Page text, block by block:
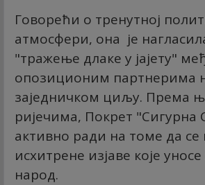
Говорећи о тренутној
атмосфери, она је
"тражење длаке у јајету"
опозиционим партнерима
заједничком циљу. Према
ријечима, Покрет "Сигурна
активно ради на томе да се
исхитрене изјаве које
народ.